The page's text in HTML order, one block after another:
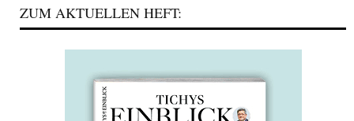
ZUM AKTUELLEN HEFT: